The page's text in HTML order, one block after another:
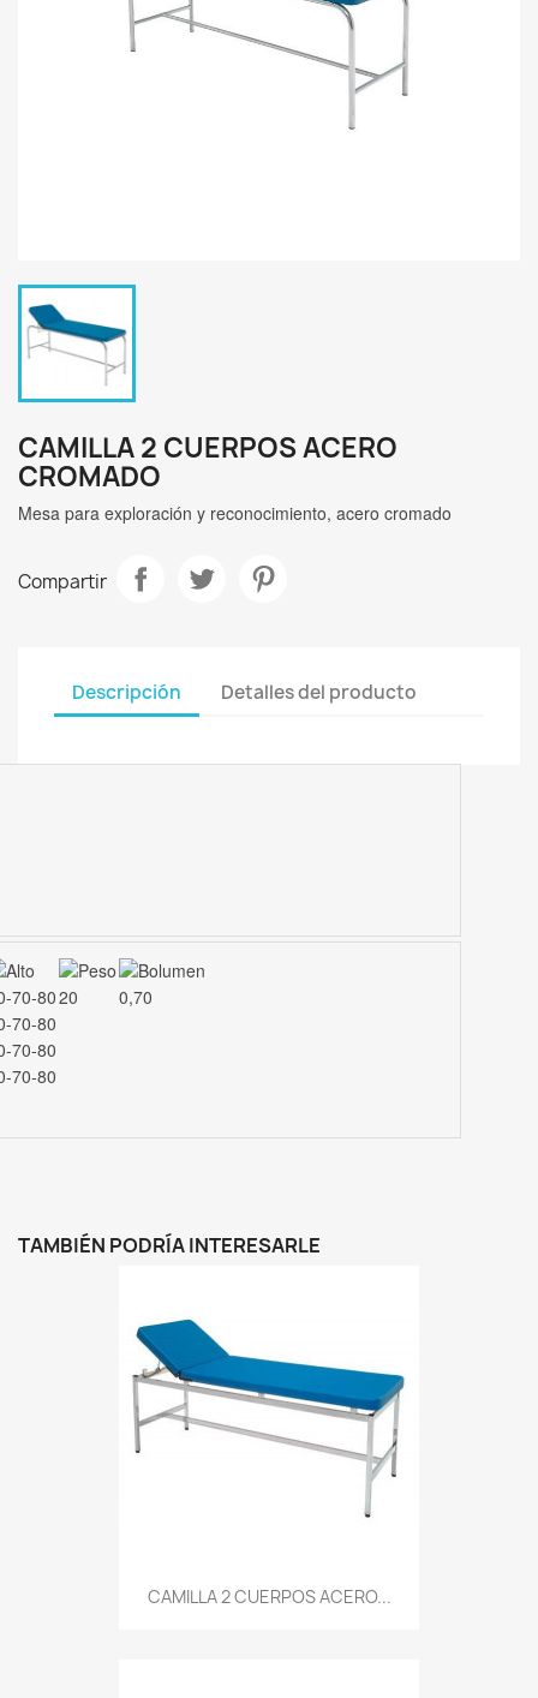
CAMILLA 2 CUERPOS ACERO
CROMADO
Mesa para exploración y reconocimiento, acero cromado
Compartir
Descripción Detalles del producto
70-8020
0,70
70-80
70-80
70-80
TAMBIÉN PODRÍA INTERESARLE
CAMILLA 2 CUERPOS ACERO...